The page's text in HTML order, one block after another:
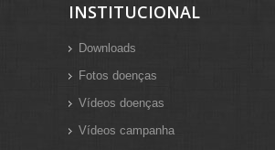
INSTITUCIONAL
Downloads
Fotos doenças
Vídeos doenças
Vídeos campanha